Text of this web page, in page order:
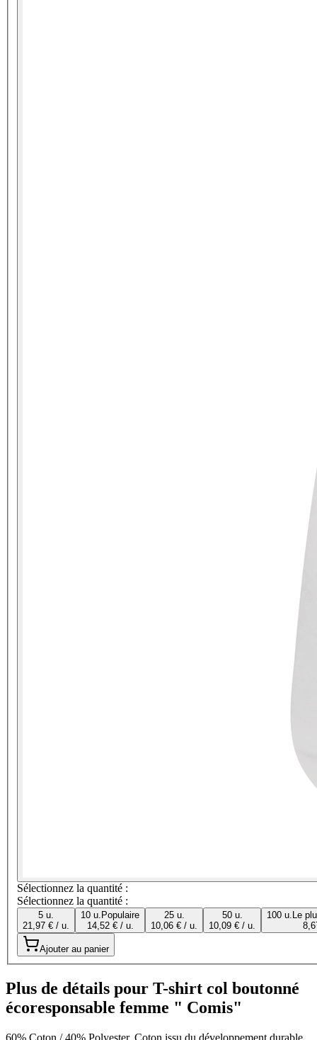
Sélectionnez la quantité :
Sélectionnez la quantité :
5 u.
21,97 € / u.
10 u. Populaire
14,52 € / u.
25 u.
10,06 € / u.
50 u.
10,09 € / u.
100 u. Le
Ajouter au panier
Plus de détails pour T-shirt col boutonné
écoresponsable femme " Comis"